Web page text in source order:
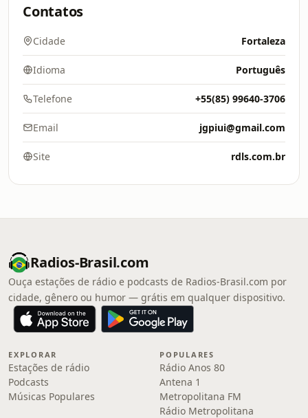
Contatos
Cidade Fortaleza
Idioma Português
Telefone +55(85) 99640-3706
Email jgpiui@gmail.com
Site rdls.com.br
Radios-Brasil.com
Ouça estações de rádio e podcasts de Radios-Brasil.com por
cidade, gênero ou humor — grátis em qualquer dispositivo.
EXPLORAR
Estações de rádio
Podcasts
Músicas Populares
POPULARES
Rádio Anos 80
Antena 1
Metropolitana FM
Rádio Metropolitana